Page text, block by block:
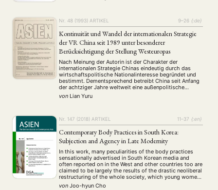
NEWS ASIEN ARBEITSKREISE VERANSTALTUNGEN EXPERTISE
ANGEBOTE
ANTRAG AUF EINEN SMALL GRANT DER DGA MITGLIEDERBEREICH
MITGLIEDSCHAFT
Aktuelles von unseren Mitgliedern
Geografie (2) Geschichte (93) Gesellschaft Globalisation (7)
Hybrid (172) Kultur (27) Kunst (4) Lecture (94) Literatur
Medien (24) Migration (39) Nationalism (6) Online
Philosophie (12) Politik (417) Politikwissenschaften (13) Praktikum
Präsentation (13) Programm (5) Publikation (23) Recht (20)
Religion (75) Sozialwissenschaften (4) Sprache (36) Sprachkurse (8)
Stellenausschreibung (661) Stipendium (53) Studium (21)
Summer School (10) Symposium
Nr. 48 (1993) ARTIKEL 9–26 {:de}
Kontinuität und Wandel der internationalen Strategie
der VR China seit 1989 unter besonderer
Berücksichtigung der Stellung Westeuropas
Nach Meinung der Autorin ist der Charakter der
internationalen Strategie Chinas eindeutig durch das
wirtschaftspolitische Nationalinteresse begründet und
bestimmt. Dementsprechend betreibt China seit Anfang
der achtziger Jahre weltweit eine außenpolitische
Status-quo-Politik. Die Autorin untersucht die Bedeutung
Westeuropas in der internationalen Strategie Chinas und
von Lian Yuru
Nr. 147 (2018) ARTIKEL 11–37 {:en}
Contemporary Body Practices in South Korea:
Subjection and Agency in Late Modernity
In this work, many peculiarities of the body practices
sensationally advertised in South Korean media and
often reported on in the West and other countries too are
claimed to be largely the results of the drastic neoliberal
restructuring of the whole society, which young women
and men have had to undergo ever since the Asian …
von Joo-hyun Cho